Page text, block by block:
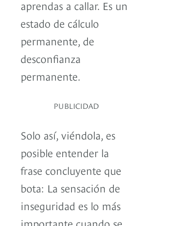
aprendas a callar. Es un
estado de cálculo
permanente, de
desconfianza
permanente.
PUBLICIDAD
Solo así, viéndola, es
posible entender la
frase concluyente que
bota: La sensación de
inseguridad es lo más
importante cuando se